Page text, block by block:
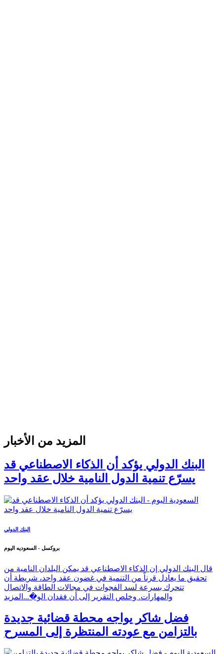
المزيد من الأخبار
البنك الدولي يؤكد أن الذكاء الاصطناعي قد
يسرّع تنمية الدول النامية خلال عقد واحد
البنك الدولي
بروكسل - السعوديه اليوم
قال البنك الدولي إن الذكاء الاصطناعي قد يمكن البلدان النامية من
تحقيق ما يعادل قرناً من التنمية في غضون عقد واحد، شريطة أن
تتحرك بسرعة لسد الفجوات في مجالات الطاقة والاتصال
والمهارات. وخلص التقرير إلى أن فقدان الو�... المزيد
فضل شاكر يواجه محطة قضائية جديدة
بالتزامن مع عودته المنتظرة إلى المسرح